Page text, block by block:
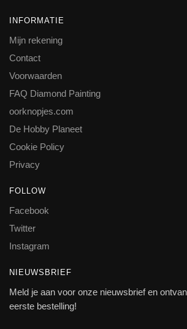
INFORMATIE
Mijn rekening
Contact
Voorwaarden
FAQ Diamond Painting
oorknopjes.com
De Hobby Planeet
Cookie Policy
Privacy
FOLLOW
Facebook
Twitter
Instagram
NIEUWSBRIEF
Meld je aan voor onze nieuwsbrief en
eerste bestelling!